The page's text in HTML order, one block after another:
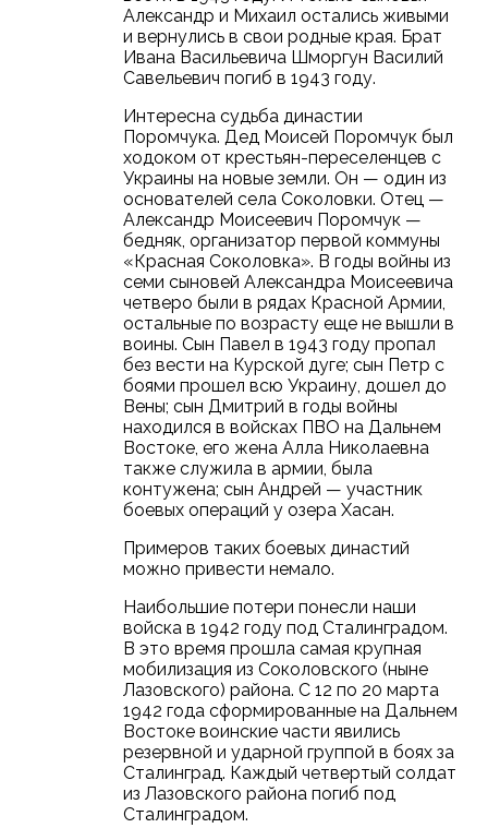
Александр и Михаил остались живыми
и вернулись в свои родные края. Брат
Ивана Васильевича Шморгун Василий
Савельевич погиб в 1943 году.
Интересна судьба династии
Поромчука. Дед Моисей Поромчук был
ходоком от крестьян-переселенцев с
Украины на новые земли. Он — один из
основателей села Соколовки. Отец —
Александр Моисеевич Поромчук —
бедняк, организатор первой коммуны
«Красная Соколовка». В годы войны из
семи сыновей Александра Моисеевича
четверо были в рядах Красной Армии,
остальные по возрасту еще не вышли в
воины. Сын Павел в 1943 году пропал
без вести на Курской дуге; сын Петр с
боями прошел всю Украину, дошел до
Вены; сын Дмитрий в годы войны
находился в войсках ПВО на Дальнем
Востоке, его жена Алла Николаевна
также служила в армии, была
контужена; сын Андрей — участник
боевых операций у озера Хасан.
Примеров таких боевых династий
можно привести немало.
Наибольшие потери понесли наши
войска в 1942 году под Сталинградом.
В это время прошла самая крупная
мобилизация из Соколовского (ныне
Лазовского) района. С 12 по 20 марта
1942 года сформированные на Дальнем
Востоке воинские части явились
резервной и ударной группой в боях за
Сталинград. Каждый четвертый солдат
из Лазовского района погиб под
Сталинградом.